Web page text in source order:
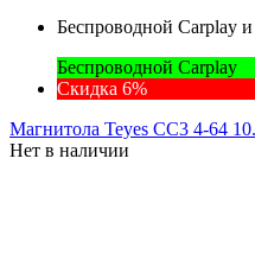
Беспроводной Carplay
Беспроводной Carplay
Скидка 6%
Магнитола Teyes CC3 4-64
Нет в наличии